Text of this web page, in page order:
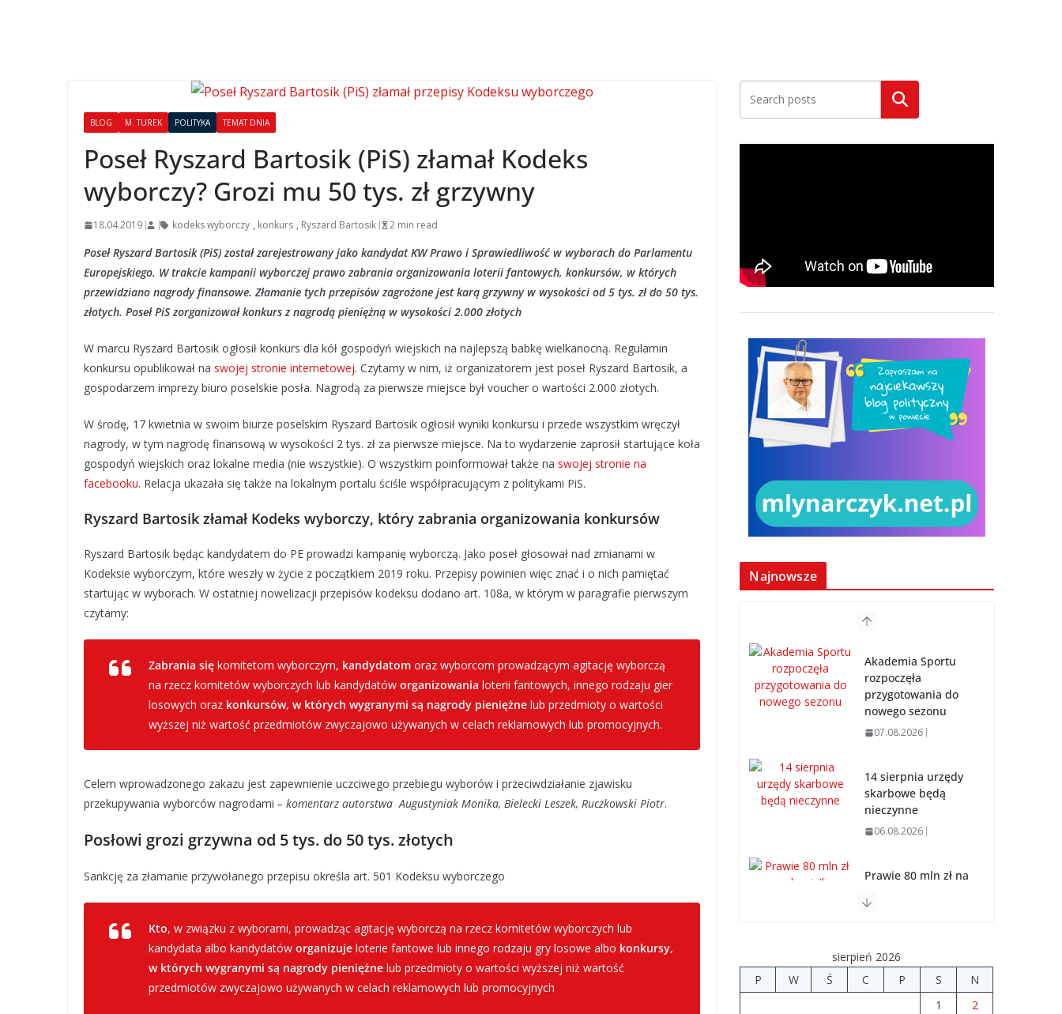
BLOG M. TUREK POLITYKA TEMAT DNIA
Poseł Ryszard Bartosik (PiS) złamał Kodeks
wyborczy? Grozi mu 50 tys. zł grzywny
18.04.2019 kodeks wyborczy , konkurs , Ryszard Bartosik 2 min read
Poseł Ryszard Bartosik (PiS) został zarejestrowany jako kandydat KW Prawo i Sprawiedliwość w wyborach do Parlamentu
Europejskiego. W trakcie kampanii wyborczej prawo zabrania organizowania loterii fantowych, konkursów, w których
przewidziano nagrody finansowe. Złamanie tych przepisów zagrożone jest karą grzywny w wysokości od 5 tys. zł do 50 tys.
złotych. Poseł PiS zorganizował konkurs z nagrodą pieniężną w wysokości 2.000 złotych
W marcu Ryszard Bartosik ogłosił konkurs dla kół gospodyń wiejskich na najlepszą babkę wielkanocną. Regulamin
konkursu opublikował na swojej stronie internetowej. Czytamy w nim, iż organizatorem jest poseł Ryszard Bartosik, a
gospodarzem imprezy biuro poselskie posła. Nagrodą za pierwsze miejsce był voucher o wartości 2.000 złotych.
W środę, 17 kwietnia w swoim biurze poselskim Ryszard Bartosik ogłosił wyniki konkursu i przede wszystkim wręczył
nagrody, w tym nagrodę finansową w wysokości 2 tys. zł za pierwsze miejsce. Na to wydarzenie zaprosił startujące koła
gospodyń wiejskich oraz lokalne media (nie wszystkie). O wszystkim poinformował także na swojej stronie na
facebooku. Relacja ukazała się także na lokalnym portalu ściśle współpracującym z politykami PiS.
Ryszard Bartosik złamał Kodeks wyborczy, który zabrania organizowania konkursów
Ryszard Bartosik będąc kandydatem do PE prowadzi kampanię wyborczą. Jako poseł głosował nad zmianami w
Kodeksie wyborczym, które weszły w życie z początkiem 2019 roku. Przepisy powinien więc znać i o nich pamiętać
startując w wyborach. W ostatniej nowelizacji przepisów kodeksu dodano art. 108a, w którym w paragrafie pierwszym
czytamy:
Zabrania się komitetom wyborczym, kandydatom oraz wyborcom prowadzącym agitację wyborczą
na rzecz komitetów wyborczych lub kandydatów organizowania loterii fantowych, innego rodzaju gier
losowych oraz konkursów, w których wygranymi są nagrody pieniężne lub przedmioty o wartości
wyższej niż wartość przedmiotów zwyczajowo używanych w celach reklamowych lub promocyjnych.
Celem wprowadzonego zakazu jest zapewnienie uczciwego przebiegu wyborów i przeciwdziałanie zjawisku
przekupywania wyborców nagrodami – komentarz autorstwa Augustyniak Monika, Bielecki Leszek, Ruczkowski Piotr.
Posłowi grozi grzywna od 5 tys. do 50 tys. złotych
Sankcję za złamanie przywołanego przepisu określa art. 501 Kodeksu wyborczego
Kto, w związku z wyborami, prowadząc agitację wyborczą na rzecz komitetów wyborczych lub
kandydata albo kandydatów organizuje loterie fantowe lub innego rodzaju gry losowe albo konkursy,
w których wygranymi są nagrody pieniężne lub przedmioty o wartości wyższej niż wartość
przedmiotów zwyczajowo używanych w celach reklamowych lub promocyjnych
Szukaj
Najnowsze
Akademia Sportu
rozpoczęła
przygotowania do
nowego sezonu
07.08.2026
14 sierpnia urzędy
skarbowe będą
nieczynne
06.08.2026
Prawie 80 mln zł na
gminy?
Szkoła we
Władysławowie
sierpień 2026
P
W Ś C P S
N
1
2